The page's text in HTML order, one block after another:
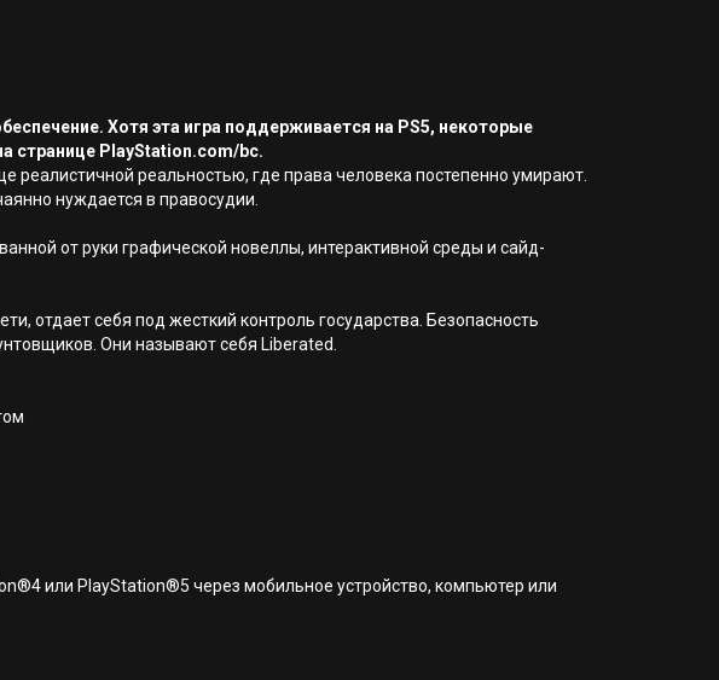
Хотя эта игра поддерживается на PS5, некоторые
странице PlayStation.com/bc.
реалистичной реальностью, где права человека постепенно умирают.
нуждается в правосудии.
от руки графической новеллы, интерактивной среды и сайд-
отдает себя под жесткий контроль государства. Безопасность
Они называют себя Liberated.
или PlayStation®5 через мобильное устройство, компьютер или